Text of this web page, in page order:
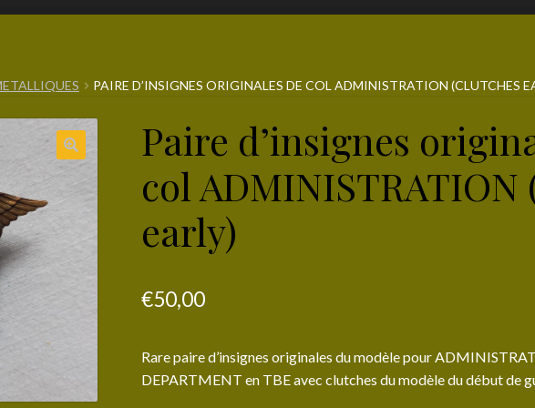
PAIRE D’INSIGNES ORIGINALES DE COL ADMINISTRATION (CLUTCHES
Paire d’insignes
col ADMINISTRATION
early)
€50,00
Rare paire d’insignes originales du modèle pour
DEPARTMENT en TBE avec clutches du modèle du début de